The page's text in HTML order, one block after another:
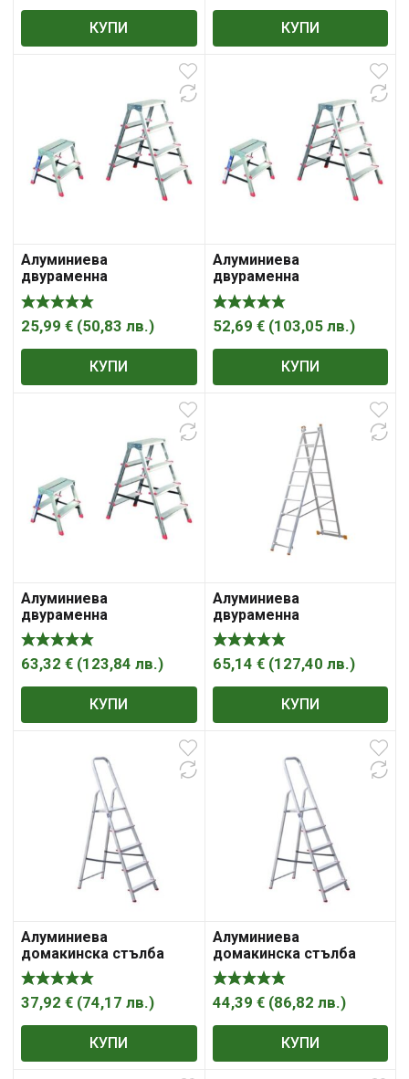
КУПИ КУПИ
Алуминиева
двураменна
домакинска стълба
25,99 € (50,83 лв.)
КУПИ
Алуминиева
двураменна
домакинска стълба
52,69 € (103,05 лв.)
КУПИ
Алуминиева
двураменна
домакинска стълба
63,32 € (123,84 лв.)
КУПИ
Алуминиева
двураменна
комбинирана стълба
65,14 € (127,40 лв.)
КУПИ
Алуминиева
домакинска стълба
37,92 € (74,17 лв.)
КУПИ
Алуминиева
домакинска стълба
44,39 € (86,82 лв.)
КУПИ